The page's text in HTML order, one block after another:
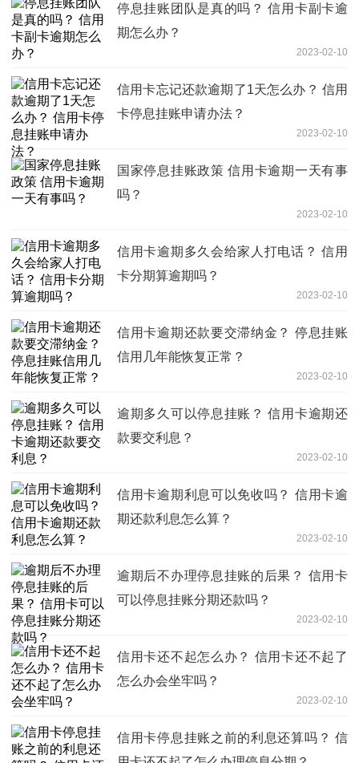
停息挂账团队是真的吗？ 信用卡副卡逾
期怎么办？
2023-02-10
信用卡忘记还款逾期了1天怎么办？ 信用
卡停息挂账申请办法？
2023-02-10
国家停息挂账政策 信用卡逾期一天有事
吗？
2023-02-10
信用卡逾期多久会给家人打电话？ 信用
卡分期算逾期吗？
2023-02-10
信用卡逾期还款要交滞纳金？ 停息挂账
信用几年能恢复正常？
2023-02-10
逾期多久可以停息挂账？ 信用卡逾期还
款要交利息？
2023-02-10
信用卡逾期利息可以免收吗？ 信用卡逾
期还款利息怎么算？
2023-02-10
逾期后不办理停息挂账的后果？ 信用卡
可以停息挂账分期还款吗？
2023-02-10
信用卡还不起怎么办？ 信用卡还不起了
怎么办会坐牢吗？
2023-02-10
信用卡停息挂账之前的利息还算吗？ 信